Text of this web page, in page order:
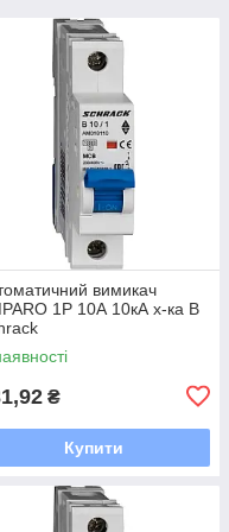
вимикач
1P 10А 10кА х-ка B
₴
Купити